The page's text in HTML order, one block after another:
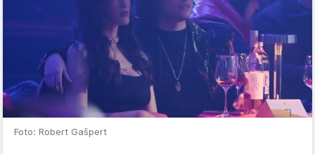
Foto: Robert Gašpert